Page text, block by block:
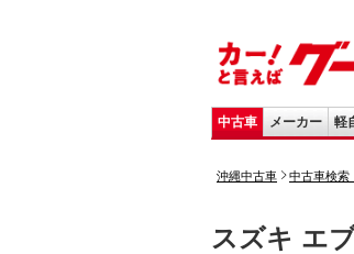
中古車 メーカー 軽
沖縄中古車 中古車検索
スズキ エ